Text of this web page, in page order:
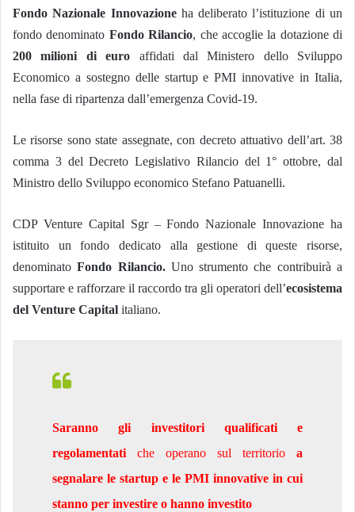
Fondo Nazionale Innovazioneha deliberato l’istituzione di un
fondo denominato Fondo Rilancio, che accoglie la dotazione di
200 milioni di euro affidati dal Ministero dello Sviluppo
Economico a sostegno delle startup e PMI innovative in Italia,
nella fase di ripartenza dall’emergenza Covid-19.
Le risorse sono state assegnate, con decreto attuativo dell’art. 38
comma 3 del Decreto Legislativo Rilancio del 1° ottobre, dal
Ministro dello Sviluppo economico Stefano Patuanelli.
CDP Venture Capital Sgr – Fondo Nazionale Innovazione ha
istituito un fondo dedicato alla gestione di queste risorse,
denominatoFondo Rilancio. Uno strumento che contribuirà a
supportare e rafforzare il raccordo tra gli operatori dell’ecosistema
del Venture Capital italiano.
Saranno gli investitori qualificati e
regolamentatiche operano sul territorio a
segnalare le startup e le PMI innovative in cui
stanno per investire o hanno investito